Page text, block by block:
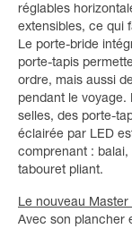
réglables
extensibles, ce qui
Le porte-bride
porte-tapis
ordre, mais aussi
pendant le
selles, des porte-
éclairée par LED
comprenant :
tabouret pliant.
Le nouveau Master
Avec son plancher